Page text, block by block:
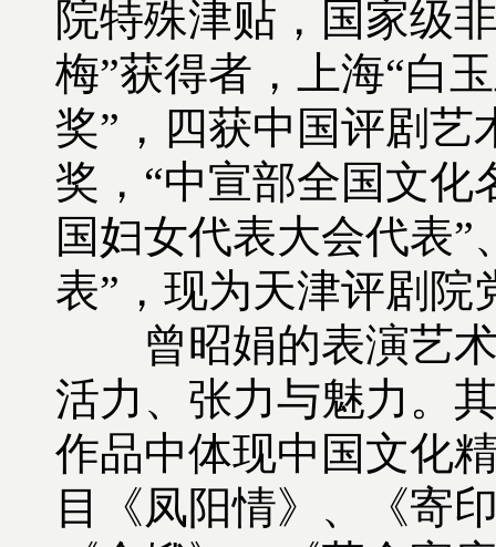
院特殊津贴，国家级
梅”获得者，上海“白
奖”，四获中国评剧艺
奖，“中宣部全国文化
国妇女代表大会代表”
表”，现为天津评剧院
曾昭娟的表演艺术
活力、张力与魅力。
作品中体现中国文化
目《凤阳情》、《寄